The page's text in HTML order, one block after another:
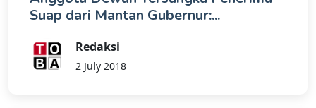
Suap dari Mantan Gubernur:...
Redaksi
2 July 2018